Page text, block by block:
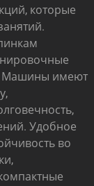
которые
Машины имеют
Удобное
во